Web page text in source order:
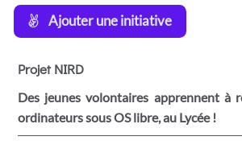
Ajouter une initiative
Projet NIRD
Des jeunes volontaires apprennent à
ordinateurs sous OS libre, au Lycée !